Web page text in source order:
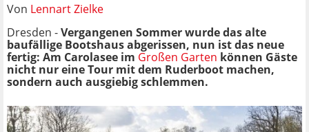
Von Lennart Zielke
Dresden -Vergangenen Sommer wurde das alte
baufällige Bootshaus abgerissen, nun ist das neue
fertig: Am Carolasee im Großen Garten können Gäste
nicht nur eine Tour mit dem Ruderboot machen,
sondern auch ausgiebig schlemmen.